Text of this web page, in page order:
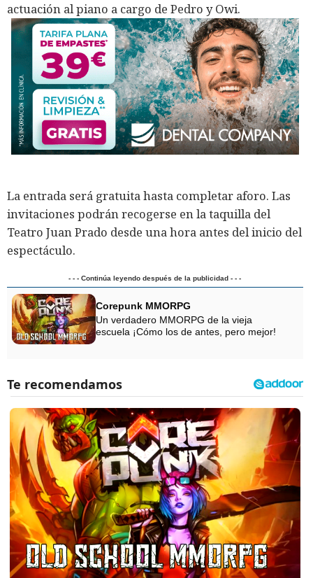
actuación al piano a cargo de Pedro y Owi.
La entrada será gratuita hasta completar aforo. Las
invitaciones podrán recogerse en la taquilla del
Teatro Juan Prado desde una hora antes del inicio del
espectáculo.
- - - Continúa leyendo después de la publicidad - - -
Corepunk MMORPG
Un verdadero MMORPG de la vieja
escuela ¡Cómo los de antes, pero mejor!